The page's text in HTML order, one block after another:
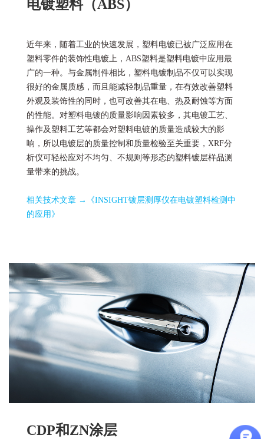
电镀塑料（ABS）
近年来，随着工业的快速发展，塑料电镀已被广泛应用在
塑料零件的装饰性电镀上，ABS塑料是塑料电镀中应用最
广的一种。与金属制件相比，塑料电镀制品不仅可以实现
很好的金属质感，而且能减轻制品重量，在有效改善塑料
外观及装饰性的同时，也可改善其在电、热及耐蚀等方面
的性能。对塑料电镀的质量影响因素较多，其电镀工艺、
操作及塑料工艺等都会对塑料电镀的质量造成较大的影
响，所以电镀层的质量控制和质量检验至关重要，XRF分
析仪可轻松应对不均匀、不规则等形态的塑料镀层样品测
量带来的挑战。
相关技术文章 →
《INSIGHT镀层测厚仪在电镀塑料检测中
的应用》
CDP和ZN涂层